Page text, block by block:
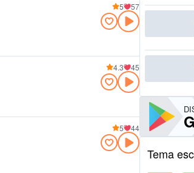
5 57
4.3 45
5 44
Tema